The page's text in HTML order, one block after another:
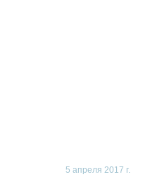
5 апреля 2017 г.